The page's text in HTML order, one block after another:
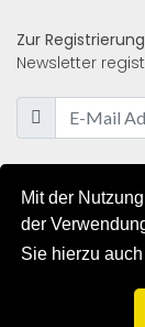
Mit der
der
Sie hierzu
Zur Registrierung
Newsletter
© 2019 -